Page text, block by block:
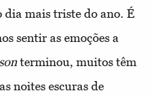
dia mais triste do ano. É
sentir as emoções a
terminou, muitos têm
noites escuras de